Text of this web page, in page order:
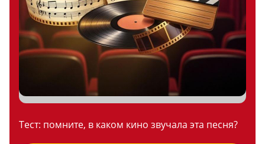
Тест: помните, в каком кино звучала эта песня?